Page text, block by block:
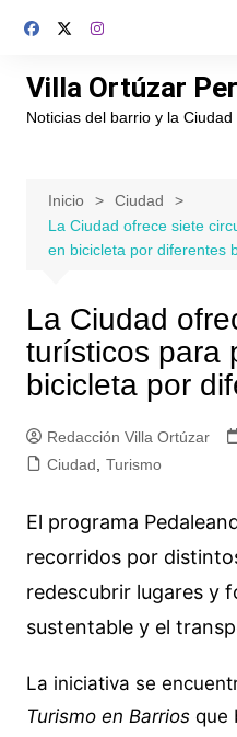
Villa Ortúzar
Noticias del barrio y la
Inicio
Ciudad
La Ciudad ofrece siete
en bicicleta por diferentes
La Ciudad
turísticos para
bicicleta por
Redacción Villa Ortúzar
Ciudad
Turismo
El programa
recorridos por
redescubrir lugares y
sustentable y el
La iniciativa se
Turismo en Barriosque